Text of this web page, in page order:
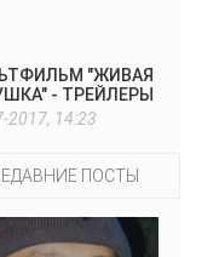
"ЖИВАЯ
- ТРЕЙЛЕРЫ
2017, 14:23
ПОСТЫ